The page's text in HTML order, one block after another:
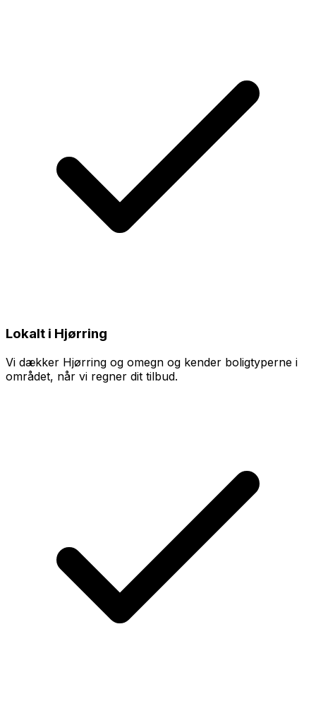
Lokalt i Hjørring
Vi dækker Hjørring og omegn og kender boligtyperne i
området, når vi regner dit tilbud.